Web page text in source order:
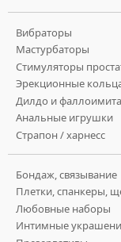
Вибраторы
Мастурбаторы
Стимуляторы
Эрекционные
Дилдо и
Анальные игрушки
Страпон / харнесс
Бондаж, связывание
Плетки, спанкеры,
Любовные наборы
Интимные